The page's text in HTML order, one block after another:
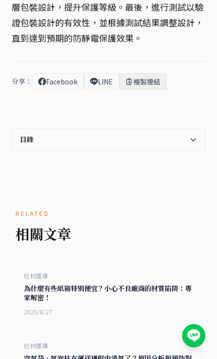
層包裝設計，提升保護等級。最後，進行測試以驗
證包裝設計的有效性，並根據測試結果調整設計，
直到達到預期的防靜電保護效果。
分享： Facebook LINE 複製連結
目錄
RELATED
相關文章
包材選擇
為什麼有些紙箱特別便宜？小心不良廠商的材質陷阱：專
家解密！
2025/8/27
包材選擇